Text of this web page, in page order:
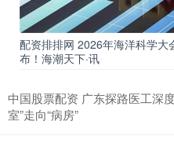
配资排排网 2026年海洋科学
布！海潮天下·讯
中国股票配资 广东探路医工深
室”走向“病房”